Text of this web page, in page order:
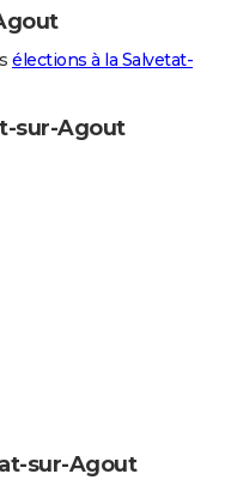
élections à la Salvetat-
sur-Agout
sur-Agout